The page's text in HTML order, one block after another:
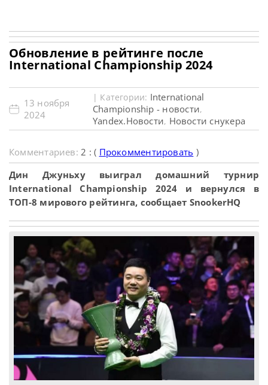
Обновление в рейтинге после
International Championship 2024
13 ноября
2024
| Категории: International
Championship - новости,
Yandex.Новости, Новости снукера
Комментариев:2 : ( Прокомментировать )
Дин Джуньху выиграл домашний турнир
International Championship 2024 и вернулся в
ТОП-8 мирового рейтинга, сообщает SnookerHQ